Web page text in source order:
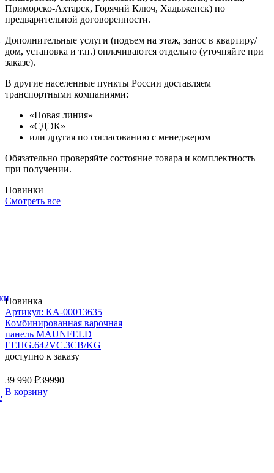
Приморско-Ахтарск, Горячий Ключ, Хадыженск) по
предварительной договоренности.
Дополнительные услуги (подъем на этаж, занос в квартиру/
дом, установка и т.п.) оплачиваются отдельно (уточняйте при
заказе).
В другие населенные пункты России доставляем
транспортными компаниями:
«Новая линия»
«СДЭК»
или другая по согласованию с менеджером
Обязательно проверяйте состояние товара и комплектность
при получении.
Новинки
Смотреть все
Новинка
Артикул: КА-00013635
Комбинированная варочная
панель MAUNFELD
EEHG.642VC.3CB/KG
доступно к заказу
39 990 ₽39990
В корзину